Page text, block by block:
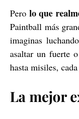
Pero lo que
Paintball más
imaginas
asaltar un fuerte
hasta misiles,
La mejor